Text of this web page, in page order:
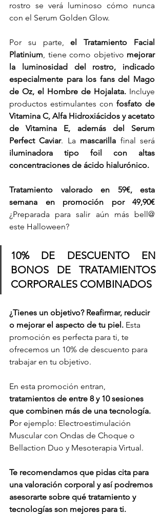
rostro se verá luminoso cómo nunca
con el Serum Golden Glow.
Por su parte, el Tratamiento Facial
Platinium, tiene como objetivo mejorar
la luminosidad del rostro, indicado
especialmente para los fans del Mago
de Oz, el Hombre de Hojalata. Incluye
productos estimulantes con fosfato de
Vitamina C, Alfa Hidroxiácidos y acetato
de Vitamina E, además del Serum
Perfect Caviar. La mascarilla final será
iluminadora tipo foil con altas
concentraciones de ácido hialurónico.
Tratamiento valorado en 59€, esta
¿Preparada para salir aún más bell@
este Halloween?
10% DE DESCUENTO EN
BONOS DE TRATAMIENTOS
CORPORALES COMBINADOS
¿Tienes un objetivo? Reafirmar, reducir
o mejorar el aspecto de tu piel. Esta
promoción es perfecta para ti, te
ofrecemos un 10% de descuento para
trabajar en tu objetivo.
En esta promoción entran,
tratamientos de entre 8 y 10 sesiones
que combinen más de una tecnología.
Por ejemplo: Electroestimulación
Muscular con Ondas de Choque o
Bellaction Duo y Mesoterapia Virtual.
Te recomendamos que pidas cita para
una valoración corporal y así podremos
asesorarte sobre qué tratamiento y
tecnologías son mejores para ti.